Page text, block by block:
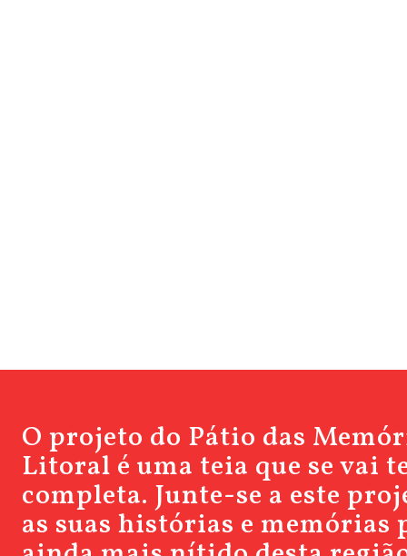
O projeto do Pátio das
Litoral é uma teia que se vai
completa. Junte-se a este
as suas histórias e